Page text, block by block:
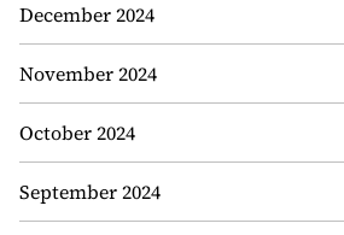
December 2024
November 2024
October 2024
September 2024